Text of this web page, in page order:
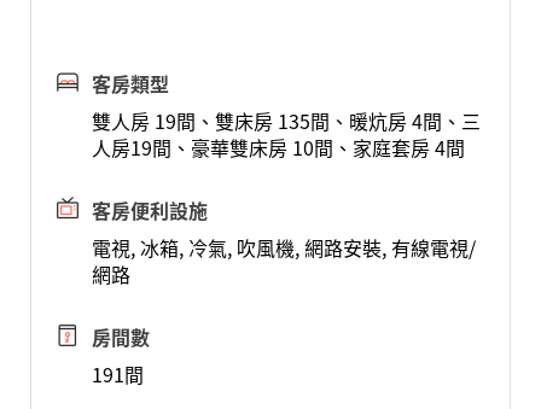
客房類型
雙人房 19間、雙床房 135間、暖炕房 4間、三
人房19間、豪華雙床房 10間、家庭套房 4間
客房便利設施
電視, 冰箱, 冷氣, 吹風機, 網路安裝, 有線電視/
網路
房間數
191間